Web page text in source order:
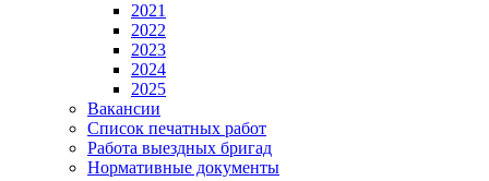
2021
2022
2023
2024
2025
Вакансии
Список печатных работ
Работа выездных бригад
Нормативные документы